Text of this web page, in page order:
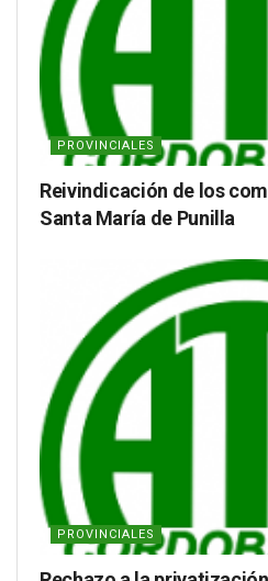
PROVINCIALES
Reivindicación de los
Santa María de Punilla
PROVINCIALES